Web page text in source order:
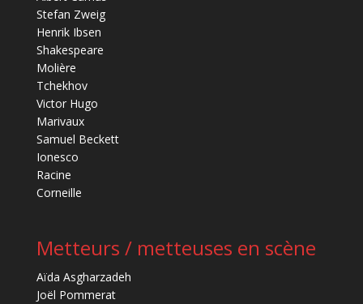
Stefan Zweig
Henrik Ibsen
Shakespeare
Molière
Tchekhov
Victor Hugo
Marivaux
Samuel Beckett
Ionesco
Racine
Corneille
Metteurs / metteuses en scène
Aïda Asgharzadeh
Joël Pommerat